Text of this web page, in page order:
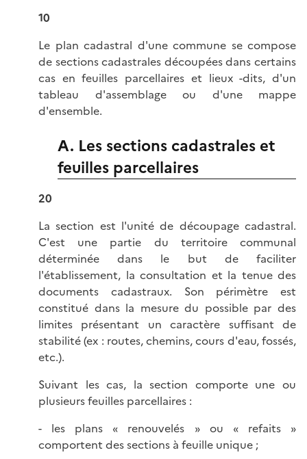
10
Le plan cadastral d'une commune se compose
de sections cadastrales découpées dans certains
cas en feuilles parcellaires et lieux -dits, d'un
tableau d'assemblage ou d'une mappe
d'ensemble.
A. Les sections cadastrales et
feuilles parcellaires
20
La section est l'unité de découpage cadastral.
C'est une partie du territoire communal
déterminée dans le but de faciliter
l'établissement, la consultation et la tenue des
documents cadastraux. Son périmètre est
constitué dans la mesure du possible par des
limites présentant un caractère suffisant de
stabilité (ex : routes, chemins, cours d'eau, fossés,
etc.).
Suivant les cas, la section comporte une ou
plusieurs feuilles parcellaires :
- les plans « renouvelés » ou « refaits »
comportent des sections à feuille unique ;